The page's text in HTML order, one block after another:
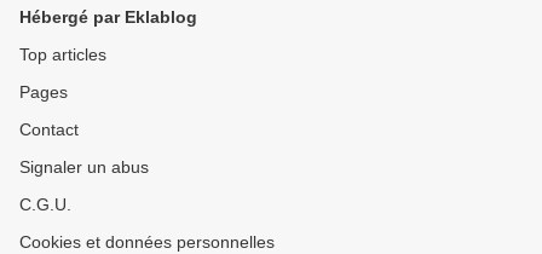
Hébergé par Eklablog
Top articles
Pages
Contact
Signaler un abus
C.G.U.
Cookies et données personnelles